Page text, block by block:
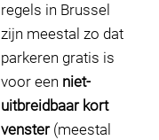
regels in Brussel
zijn meestal zo dat
parkeren gratis is
voor een niet-
uitbreidbaar kort
venster(meestal